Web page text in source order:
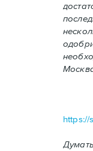
https://